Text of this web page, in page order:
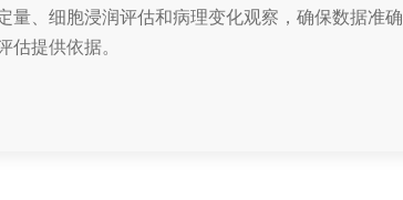
量、细胞浸润评估和病理变化观察，确保数据准确
提供依据。